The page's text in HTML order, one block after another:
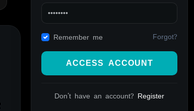
Remember me Forgot?
ACCESS ACCOUNT
Don't have an account? Register